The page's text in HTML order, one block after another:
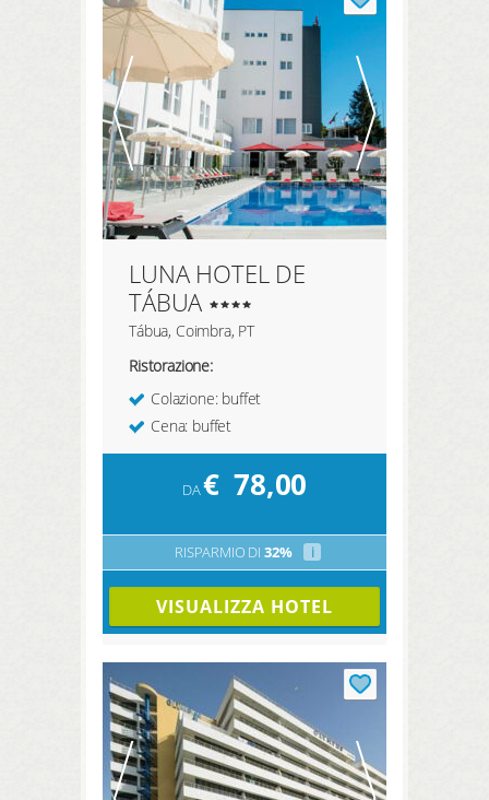
LUNA HOTEL DE
TÁBUA
Tábua, Coimbra, PT
Ristorazione:
Colazione: buffet
Cena: buffet
DA€ 78,00
RISPARMIO DI 32% i
VISUALIZZA HOTEL